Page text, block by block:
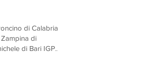
di Calabria
Zampina di
di Bari IGP